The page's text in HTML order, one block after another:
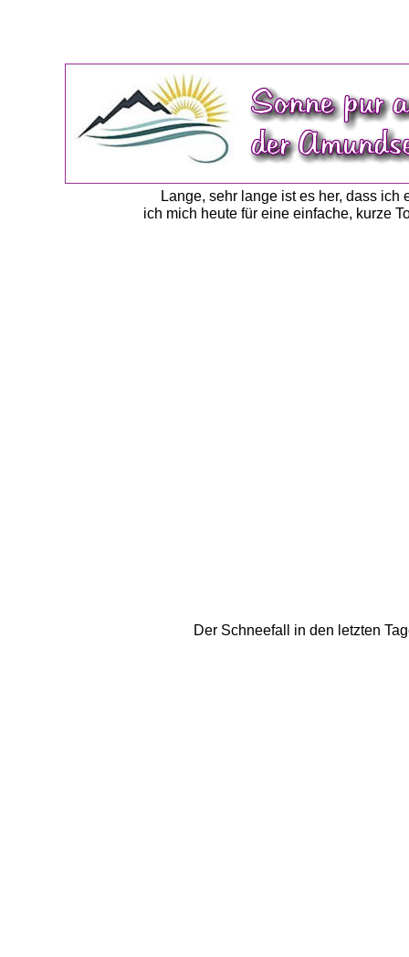
Lange, sehr lange ist es her, dass
ich mich heute für eine einfache, kurze
Der Schneefall in den letzten